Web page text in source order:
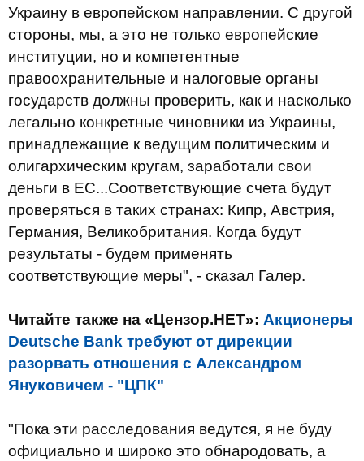
Украину в европейском направлении. С другой
стороны, мы, а это не только европейские
институции, но и компетентные
правоохранительные и налоговые органы
государств должны проверить, как и насколько
легально конкретные чиновники из Украины,
принадлежащие к ведущим политическим и
олигархическим кругам, заработали свои
деньги в ЕС...Соответствующие счета будут
проверяться в таких странах: Кипр, Австрия,
Германия, Великобритания. Когда будут
результаты - будем применять
соответствующие меры", - сказал Галер.
Читайте также на «Цензор.НЕТ»: Акционеры
Deutsche Bank требуют от дирекции
разорвать отношения с Александром
Януковичем - "ЦПК"
"Пока эти расследования ведутся, я не буду
официально и широко это обнародовать, а